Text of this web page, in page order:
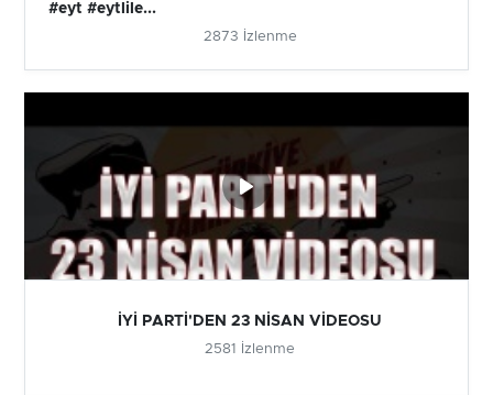
#eyt #eytlile...
2873 İzlenme
İYİ PARTİ'DEN 23 NİSAN VİDEOSU
2581 İzlenme